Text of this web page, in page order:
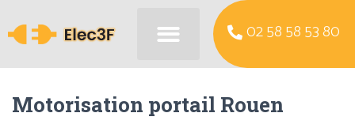
02 58 58 53 80
Motorisation portail Rouen